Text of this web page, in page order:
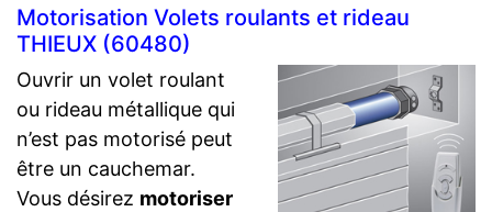
Motorisation Volets roulants et rideau
THIEUX (60480)
Ouvrir un volet roulant
ou rideau métallique qui
n’est pas motorisé peut
être un cauchemar.
Vous désirez motoriser